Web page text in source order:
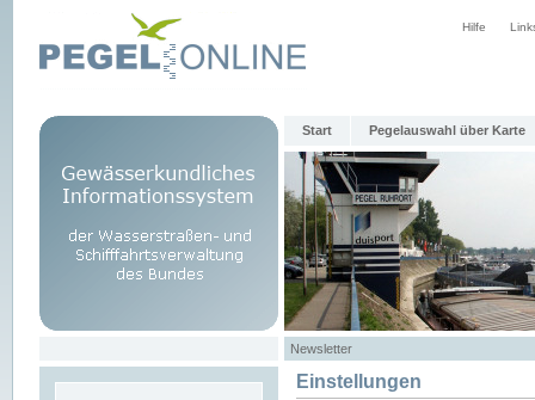
Hilfe
Start Pegelauswahl über Karte
Newsletter
Einstellungen